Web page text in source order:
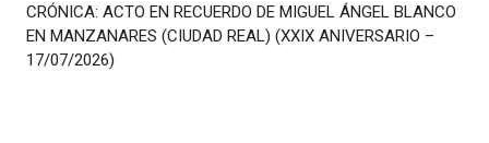
CRÓNICA: ACTO EN RECUERDO DE MIGUEL ÁNGEL BLANCO
EN MANZANARES (CIUDAD REAL) (XXIX ANIVERSARIO –
17/07/2026)